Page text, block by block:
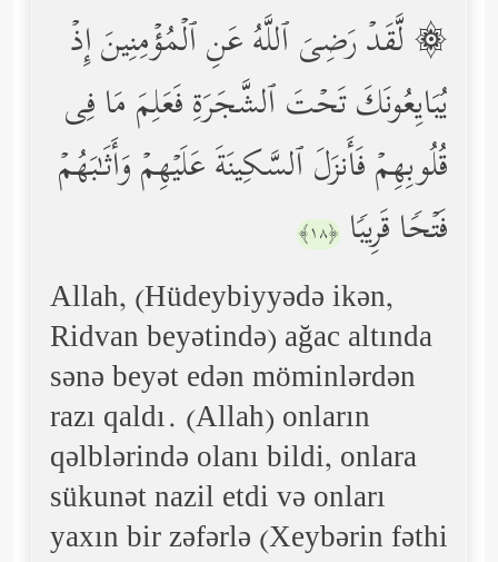
۞ لَّقَدۡ رَضِیَ ٱللَّهُ عَنِ ٱلۡمُؤۡمِنِینَ إِذۡ
یُبَایِعُونَكَ تَحۡتَ ٱلشَّجَرَةِ فَعَلِمَ مَا فِی
قُلُوبِهِمۡ فَأَنزَلَ ٱلسَّكِینَةَ عَلَیۡهِمۡ وَأَثَـٰبَهُمۡ
فَتۡحࣰا قَرِیبࣰا ﴿١٨﴾
Allah, (Hüdeybiyyədə ikən,
Ridvan beyətində) ağac altında
sənə beyət edən möminlərdən
razı qaldı. (Allah) onların
qəlblərində olanı bildi, onlara
sükunət nazil etdi və onları
yaxın bir zəfərlə (Xeybərin fəthi